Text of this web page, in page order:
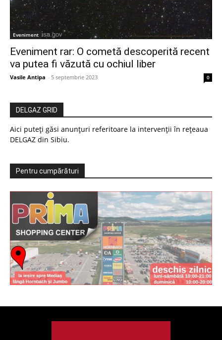
Eveniment
Eveniment rar: O cometă descoperită recent
va putea fi văzută cu ochiul liber
Vasile Antipa - 5 septembrie 2023 0
DELGAZ GRID
Aici puteți găsi anunțuri referitoare la intervenții în rețeaua
DELGAZ din Sibiu.
Pentru cumpărături